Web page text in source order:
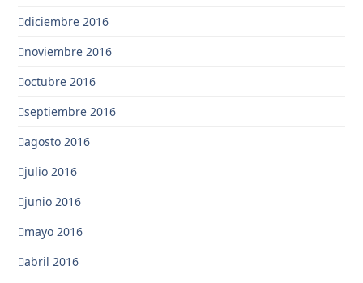
diciembre 2016
noviembre 2016
octubre 2016
septiembre 2016
agosto 2016
julio 2016
junio 2016
mayo 2016
abril 2016